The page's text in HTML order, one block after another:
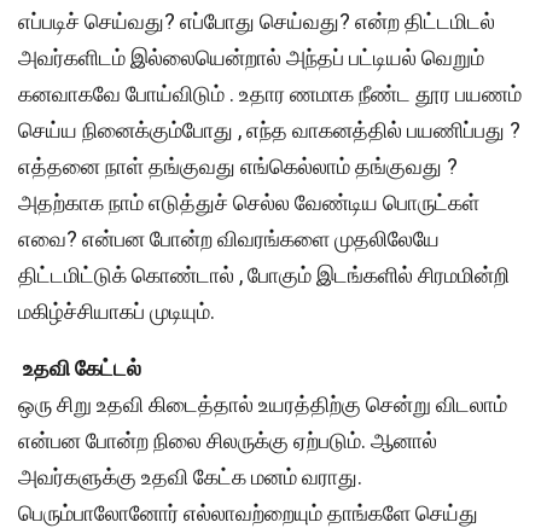
எப்படிச் செய்வது? எப்போது செய்வது? என்ற திட்டமிடல்
அவர்களிடம் இல்லையென்றால் அந்தப் பட்டியல் வெறும்
கனவாகவே போய்விடும் . உதார ணமாக நீண்ட தூர பயணம்
செய்ய நினைக்கும்போது , எந்த வாகனத்தில் பயணிப்பது ?
எத்தனை நாள் தங்குவது எங்கெல்லாம் தங்குவது ?
அதற்காக நாம் எடுத்துச் செல்ல வேண்டிய பொருட்கள்
எவை? என்பன போன்ற விவரங்களை முதலிலேயே
திட்டமிட்டுக் கொண்டால் , போகும் இடங்களில் சிரமமின்றி
மகிழ்ச்சியாகப் முடியும்.
உதவி கேட்டல்
ஒரு சிறு உதவி கிடைத்தால் உயரத்திற்கு சென்று விடலாம்
என்பன போன்ற நிலை சிலருக்கு ஏற்படும். ஆனால்
அவர்களுக்கு உதவி கேட்க மனம் வராது.
பெரும்பாலோனோர் எல்லாவற்றையும் தாங்களே செய்து